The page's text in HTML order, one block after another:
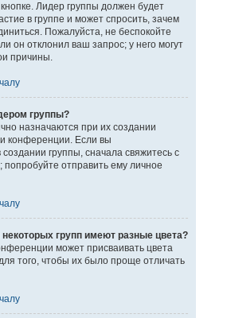
Лидер группы должен будет
в группе и может спросить, зачем
Пожалуйста, не беспокойте
он отклонил ваш запрос; у него могут
причины.
группы?
назначаются при их создании
конференции. Если вы
группы, сначала свяжитесь с
отправить ему личное
групп имеют разные цвета?
может присваивать цвета
того, чтобы их было проще отличать